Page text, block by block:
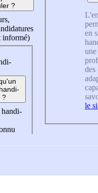
?
informé)
?
en
des
le